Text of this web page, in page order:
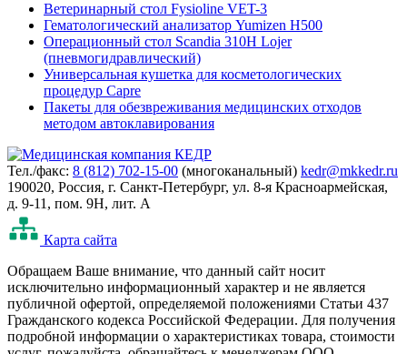
Ветеринарный стол Fysioline VET-3
Гематологический анализатор Yumizen H500
Операционный стол Scandia 310H Lojer
(пневмогидравлический)
Универсальная кушетка для косметологических
процедур Capre
Пакеты для обезвреживания медицинских отходов
методом автоклавирования
Тел./факс: 8 (812) 702-15-00 (многоканальный) kedr@mkkedr.ru
190020, Россия, г. Санкт-Петербург, ул. 8-я Красноармейская,
д. 9-11, пом. 9Н, лит. А
Карта сайта
Oбращаем Ваше внимание, что данный сайт носит
исключительно информационный характер и не является
публичной офертой, определяемой положениями Статьи 437
Гражданского кодекса Российской Федерации. Для получения
подробной информации о характеристиках товара, стоимости